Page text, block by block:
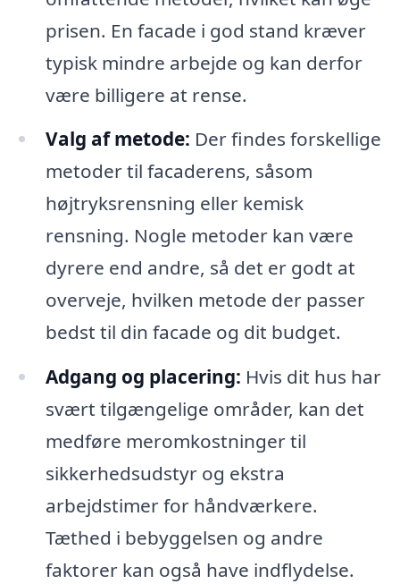
prisen. En facade i god stand kræver
typisk mindre arbejde og kan derfor
være billigere at rense.
Valg af metode: Der findes forskellige
metoder til facaderens, såsom
højtryksrensning eller kemisk
rensning. Nogle metoder kan være
dyrere end andre, så det er godt at
overveje, hvilken metode der passer
bedst til din facade og dit budget.
Adgang og placering: Hvis dit hus har
svært tilgængelige områder, kan det
medføre meromkostninger til
sikkerhedsudstyr og ekstra
arbejdstimer for håndværkere.
Tæthed i bebyggelsen og andre
faktorer kan også have indflydelse.